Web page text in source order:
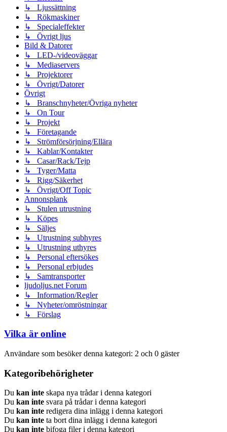
↳ Ljussättning
↳ Rökmaskiner
↳ Specialeffekter
↳ Övrigt ljus
Bild & Datorer
↳ LED-/videoväggar
↳ Mediaservers
↳ Projektorer
↳ Övrigt/Datorer
Övrigt
↳ Branschnyheter/Övriga nyheter
↳ On Tour
↳ Projekt
↳ Företagande
↳ Strömförsörjning/Ellära
↳ Kablar/Kontakter
↳ Casar/Rack/Tejp
↳ Tyger/Matta
↳ Rigg/Säkerhet
↳ Övrigt/Off Topic
Annonsplank
↳ Stulen utrustning
↳ Köpes
↳ Säljes
↳ Utrustning subhyres
↳ Utrustning uthyres
↳ Personal eftersökes
↳ Personal erbjudes
↳ Samtransporter
ljudoljus.net Forum
↳ Information/Regler
↳ Nyheter/omröstningar
↳ Förslag
Vilka är online
Användare som besöker denna kategori: 2 och 0 gäster
Kategoribehörigheter
Du kan inte skapa nya trådar i denna kategori
Du kan inte svara på trådar i denna kategori
Du kan inte redigera dina inlägg i denna kategori
Du kan inte ta bort dina inlägg i denna kategori
Du kan inte bifoga filer i denna kategori